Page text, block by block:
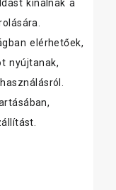
kínálnak a
elérhetőek,
nyújtanak,